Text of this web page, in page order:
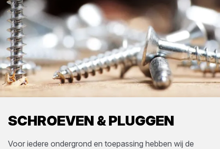
SCHROEVEN & PLUGGEN
Voor iedere ondergrond en toepassing hebben wij de